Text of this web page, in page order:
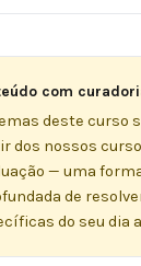
com
deste curso
dos nossos
— uma
de
do seu dia